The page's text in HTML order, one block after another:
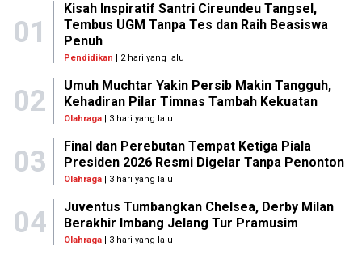
01
Kisah Inspiratif Santri Cireundeu Tangsel,
Tembus UGM Tanpa Tes dan Raih Beasiswa
Penuh
Pendidikan | 2 hari yang lalu
02
Umuh Muchtar Yakin Persib Makin Tangguh,
Kehadiran Pilar Timnas Tambah Kekuatan
Olahraga| 3 hari yang lalu
03
Final dan Perebutan Tempat Ketiga Piala
Presiden 2026 Resmi Digelar Tanpa Penonton
Olahraga| 3 hari yang lalu
04
Juventus Tumbangkan Chelsea, Derby Milan
Berakhir Imbang Jelang Tur Pramusim
Olahraga| 3 hari yang lalu